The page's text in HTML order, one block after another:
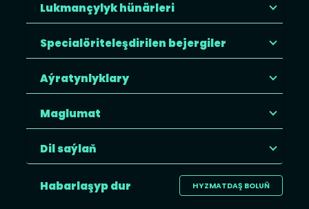
Lukmançylyk hünärleri
Specialöriteleşdirilen bejergiler
Aýratynlyklary
Maglumat
Dil saýlaň
HYZMATDAŞ BOLUŇ
Habarlaşyp dur